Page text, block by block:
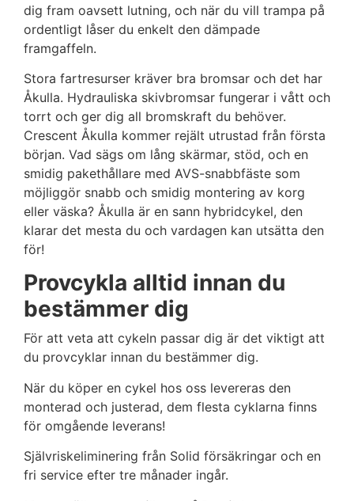
dig fram oavsett lutning, och när du vill trampa på
ordentligt låser du enkelt den dämpade
framgaffeln.
Stora fartresurser kräver bra bromsar och det har
Åkulla. Hydrauliska skivbromsar fungerar i vått och
torrt och ger dig all bromskraft du behöver.
Crescent Åkulla kommer rejält utrustad från första
början. Vad sägs om lång skärmar, stöd, och en
smidig pakethållare med AVS-snabbfäste som
möjliggör snabb och smidig montering av korg
eller väska? Åkulla är en sann hybridcykel, den
klarar det mesta du och vardagen kan utsätta den
för!
Provcykla alltid innan du
bestämmer dig
För att veta att cykeln passar dig är det viktigt att
du provcyklar innan du bestämmer dig.
När du köper en cykel hos oss levereras den
monterad och justerad, dem flesta cyklarna finns
för omgående leverans!
Självriskeliminering från Solid försäkringar och en
fri service efter tre månader ingår.